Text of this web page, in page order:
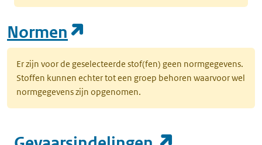
Normen
Er zijn voor de geselecteerde stof(fen) geen normgegevens.
Stoffen kunnen echter tot een groep behoren waarvoor wel
normgegevens zijn opgenomen.